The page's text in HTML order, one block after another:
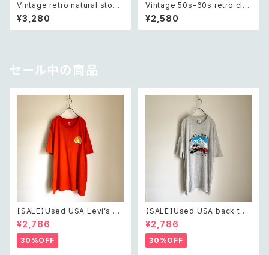
Vintage retro natural stone
classical brooch レトロ ヴィ
ンテージ アクセサリー 天然石
クラシカル ブローチ
¥3,280
Vintage 50s-60s retro clas
sical stone ring レトロ ヴィン
テージ アクセサリー クラシカル
ストーン リング
¥2,580
セール中の商品
【SALE】Used USA Levi’s su
nrise design orange t shirt
レトロ アメリカ ユーズド 古着
リーバイス サンライズ デザイン
オレンジ Tシャツ XXL
¥2,786
30%OFF
【SALE】Used USA back to t
he 80s car design t shirt レ
トロ アメリカ ユーズド 古着 カ
ーデザイン ライトグレー Tシャ
ツ XXL
¥2,786
30%OFF